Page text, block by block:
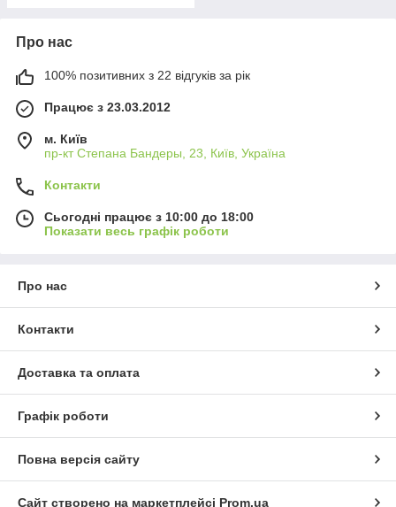
Про нас
100% позитивних з 22 відгуків за рік
Працює з 23.03.2012
м. Київ
пр-кт Степана Бандеры, 23, Київ, Україна
Контакти
Сьогодні працює з 10:00 до 18:00
Показати весь графік роботи
Про нас
Контакти
Доставка та оплата
Графік роботи
Повна версія сайту
Сайт створено на маркетплейсі Prom.ua